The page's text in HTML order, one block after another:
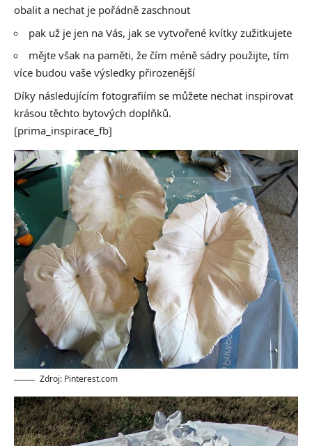
obalit a nechat je pořádně zaschnout
pak už je jen na Vás, jak se vytvořené kvítky zužitkujete
mějte však na paměti, že čím méně sádry použijte, tím
více budou vaše výsledky přirozenější
Díky následujícím fotografiím se můžete nechat inspirovat
krásou těchto bytových doplňků.
[prima_inspirace_fb]
Zdroj: Pinterest.com